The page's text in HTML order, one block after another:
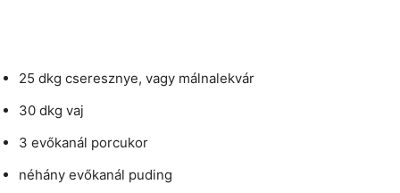
25 dkg cseresznye, vagy málnalekvár
30 dkg vaj
3 evőkanál porcukor
néhány evőkanál puding